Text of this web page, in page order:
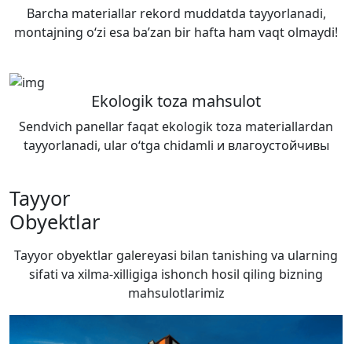
Barcha materiallar rekord muddatda tayyorlanadi,
montajning o‘zi esa ba’zan bir hafta ham vaqt olmaydi!
Ekologik toza mahsulot
Sendvich panellar faqat ekologik toza materiallardan
tayyorlanadi, ular o‘tga chidamli и влагоустойчивы
Tayyor
Obyektlar
Tayyor obyektlar galereyasi bilan tanishing va ularning
sifati va xilma-xilligiga ishonch hosil qiling bizning
mahsulotlarimiz